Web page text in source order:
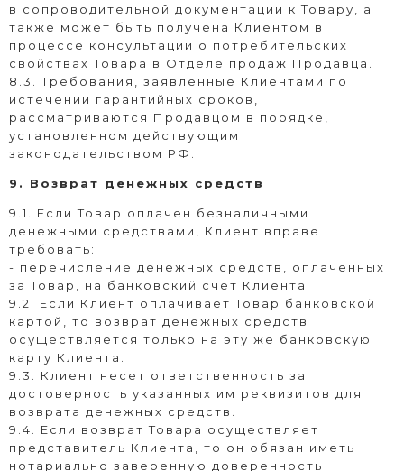
в сопроводительной документации к Товару, а
также может быть получена Клиентом в
процессе консультации о потребительских
свойствах Товара в Отделе продаж Продавца.
8.3. Требования, заявленные Клиентами по
истечении гарантийных сроков,
рассматриваются Продавцом в порядке,
установленном действующим
законодательством РФ.
9. Возврат денежных средств
9.1. Если Товар оплачен безналичными
денежными средствами, Клиент вправе
требовать:
- перечисление денежных средств, оплаченных
за Товар, на банковский счет Клиента.
9.2. Если Клиент оплачивает Товар банковской
картой, то возврат денежных средств
осуществляется только на эту же банковскую
карту Клиента.
9.3. Клиент несет ответственность за
достоверность указанных им реквизитов для
возврата денежных средств.
9.4. Если возврат Товара осуществляет
представитель Клиента, то он обязан иметь
нотариально заверенную доверенность